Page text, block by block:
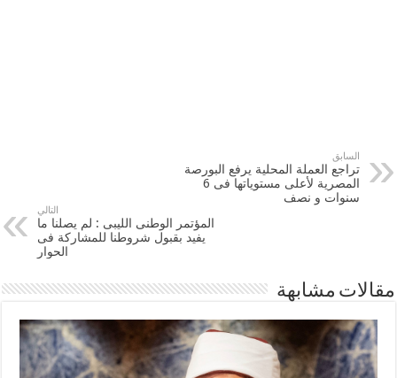
السابق
تراجع العملة المحلية يرفع البورصة
المصرية لأعلى مستوياتها فى 6
سنوات و نصف
التالي
المؤتمر الوطنى الليبى : لم يصلنا ما
يفيد بقبول شروطنا للمشاركة فى
الحوار
مقالات مشابهة